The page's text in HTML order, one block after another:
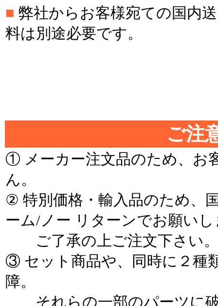
■ 弊社からお客様宛ての国内送
料は別途必要です。
ご注
① メーカー注文品のため、お
ん。
② 特別価格・輸入品のため、
ーム/ノー リターンでお願い
ご了承の上ご注文下さい
③ セット商品や、同時に２種
障。
それらの一部のパーツに破